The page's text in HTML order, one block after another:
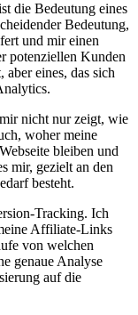
die⁤ Bedeutung eines
Bedeutung,
und mir einen⁣
potenziellen Kunden
aber eines, ⁢das ‌sich
⁢nicht nur zeigt, wie
woher meine
bleiben und
​mir, gezielt an den
besteht.
Tracking. Ich
Affiliate-Links⁣
von welchen
genaue Analyse
auf die